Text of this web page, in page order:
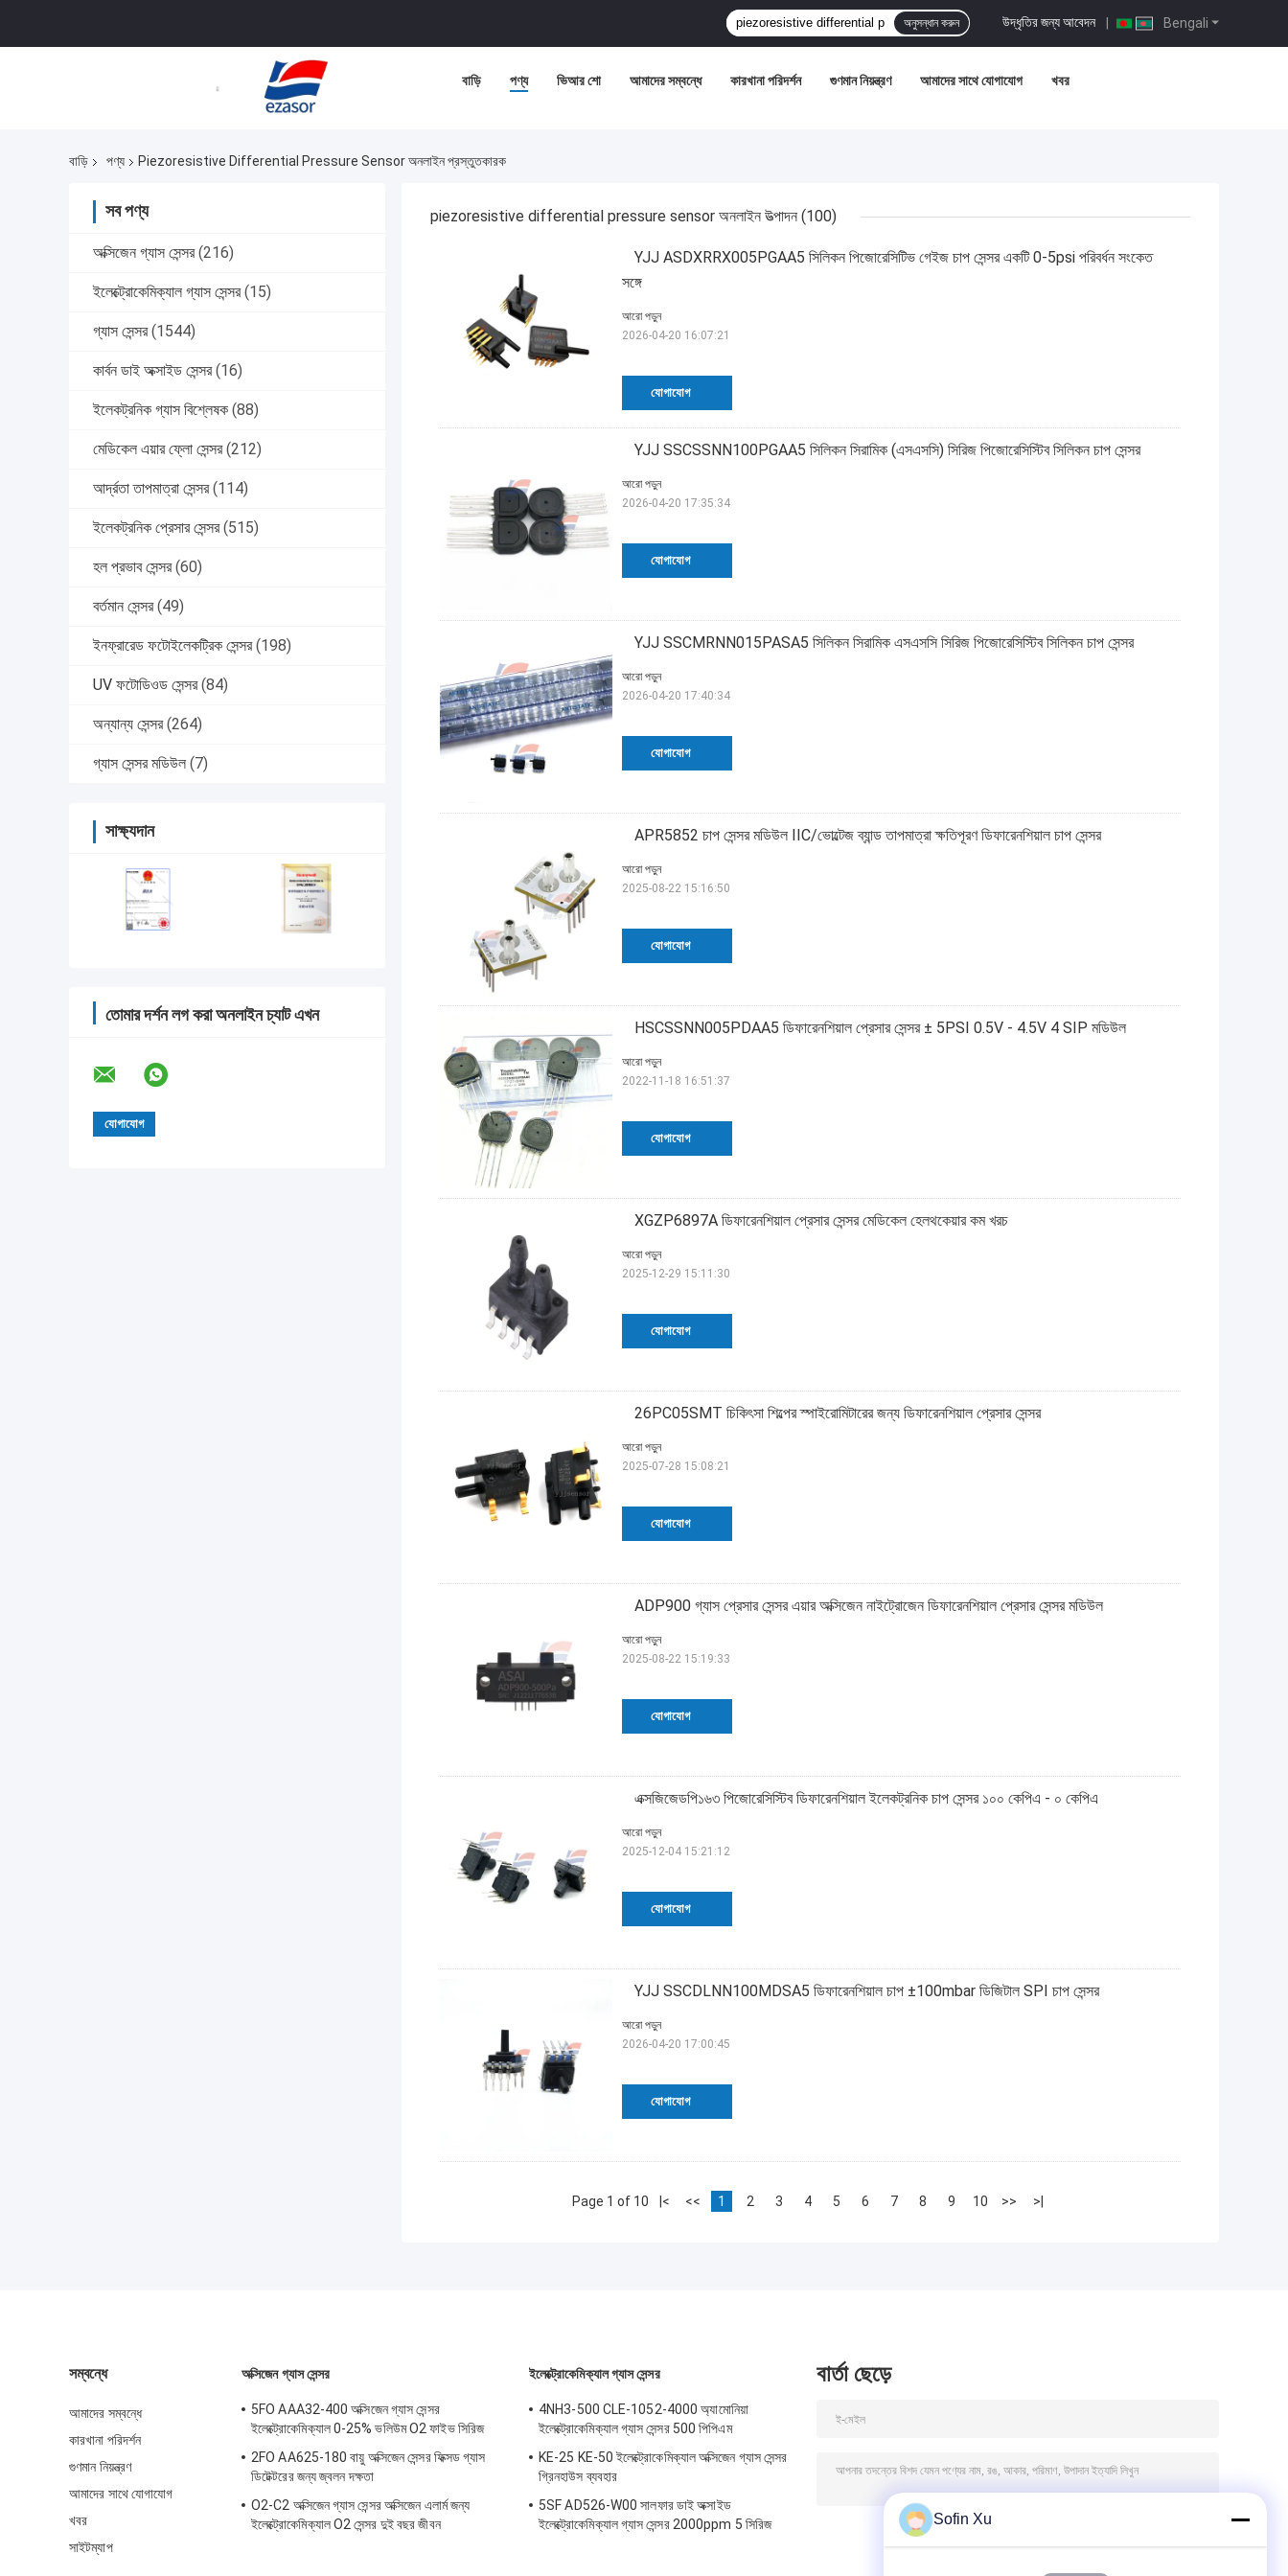
Bengali
উদ্ধৃতির জন্য আবেদন |
অনুসন্ধান করুন
বাড়ি পণ্য ভিআর শো আমাদের সম্বন্ধে কারখানা পরিদর্শন গুণমান নিয়ন্ত্রণ আমাদের সাথে যোগাযোগ খবর
বাড়ি পণ্য Piezoresistive Differential Pressure Sensor অনলাইন প্রস্তুতকারক
সব পণ্য
অক্সিজেন গ্যাস সেন্সর (216)
ইলেক্ট্রোকেমিক্যাল গ্যাস সেন্সর (15)
গ্যাস সেন্সর (1544)
কার্বন ডাই অক্সাইড সেন্সর (16)
ইলেকট্রনিক গ্যাস বিশ্লেষক (88)
মেডিকেল এয়ার ফ্লো সেন্সর (212)
আর্দ্রতা তাপমাত্রা সেন্সর (114)
ইলেকট্রনিক প্রেসার সেন্সর (515)
হল প্রভাব সেন্সর (60)
বর্তমান সেন্সর (49)
ইনফ্রারেড ফটোইলেকট্রিক সেন্সর (198)
UV ফটোডিওড সেন্সর (84)
অন্যান্য সেন্সর (264)
গ্যাস সেন্সর মডিউল (7)
সাক্ষ্যদান
তোমার দর্শন লগ করা অনলাইন চ্যাট এখন
piezoresistive differential pressure sensor অনলাইন উত্পাদন (100)
YJJ ASDXRRX005PGAA5 সিলিকন পিজোরেসিটিভ গেইজ চাপ সেন্সর একটি 0-5psi পরিবর্ধন সংকেত
সঙ্গে
যোগাযোগ
আরো পড়ুন
2026-04-20 16:07:21
YJJ SSCSSNN100PGAA5 সিলিকন সিরামিক (এসএসসি) সিরিজ পিজোরেসিস্টিব সিলিকন চাপ সেন্সর
যোগাযোগ
আরো পড়ুন
2026-04-20 17:35:34
YJJ SSCMRNN015PASA5 সিলিকন সিরামিক এসএসসি সিরিজ পিজোরেসিস্টিব সিলিকন চাপ সেন্সর
যোগাযোগ
আরো পড়ুন
2026-04-20 17:40:34
APR5852 চাপ সেন্সর মডিউল IIC/ভোল্টেজ ব্যান্ড তাপমাত্রা ক্ষতিপূরণ ডিফারেনশিয়াল চাপ সেন্সর
যোগাযোগ
আরো পড়ুন
2025-08-22 15:16:50
HSCSSNN005PDAA5 ডিফারেনশিয়াল প্রেসার সেন্সর ± 5PSI 0.5V - 4.5V 4 SIP মডিউল
যোগাযোগ
আরো পড়ুন
2022-11-18 16:51:37
XGZP6897A ডিফারেনশিয়াল প্রেসার সেন্সর মেডিকেল হেলথকেয়ার কম খরচ
যোগাযোগ
আরো পড়ুন
2025-12-29 15:11:30
26PC05SMT চিকিৎসা শিল্পের স্পাইরোমিটারের জন্য ডিফারেনশিয়াল প্রেসার সেন্সর
যোগাযোগ
আরো পড়ুন
2025-07-28 15:08:21
ADP900 গ্যাস প্রেসার সেন্সর এয়ার অক্সিজেন নাইট্রোজেন ডিফারেনশিয়াল প্রেসার সেন্সর মডিউল
যোগাযোগ
আরো পড়ুন
2025-08-22 15:19:33
এক্সজিজেডপি১৬৩ পিজোরেসিস্টিব ডিফারেনশিয়াল ইলেকট্রনিক চাপ সেন্সর ১০০ কেপিএ - ০ কেপিএ
যোগাযোগ
আরো পড়ুন
2025-12-04 15:21:12
YJJ SSCDLNN100MDSA5 ডিফারেনশিয়াল চাপ ±100mbar ডিজিটাল SPI চাপ সেন্সর
যোগাযোগ
আরো পড়ুন
2026-04-20 17:00:45
Page 1 of 10 |< << 1 2 3 4 5 6 7 8 9 10 >> >|
সম্বন্ধে
আমাদের সম্বন্ধে
কারখানা পরিদর্শন
গুণমান নিয়ন্ত্রণ
আমাদের সাথে যোগাযোগ
খবর
সাইটম্যাপ
অক্সিজেন গ্যাস সেন্সর
5FO AAA32-400 অক্সিজেন গ্যাস সেন্সর
ইলেক্ট্রোকেমিক্যাল 0-25% ভলিউম O2 ফাইভ সিরিজ
2FO AA625-180 বায়ু অক্সিজেন সেন্সর ফিক্সড গ্যাস
ডিটেক্টরের জন্য জ্বলন দক্ষতা
O2-C2 অক্সিজেন গ্যাস সেন্সর অক্সিজেন এলার্ম জন্য
ইলেক্ট্রোকেমিক্যাল O2 সেন্সর দুই বছর জীবন
ইলেক্ট্রোকেমিক্যাল গ্যাস সেন্সর
4NH3-500 CLE-1052-4000 অ্যামোনিয়া
ইলেক্ট্রোকেমিক্যাল গ্যাস সেন্সর 500 পিপিএম
KE-25 KE-50 ইলেক্ট্রোকেমিক্যাল অক্সিজেন গ্যাস সেন্সর
গ্রিনহাউস ব্যবহার
5SF AD526-W00 সালফার ডাই অক্সাইড
ইলেক্ট্রোকেমিক্যাল গ্যাস সেন্সর 2000ppm 5 সিরিজ
বার্তা ছেড়ে
Sofin Xu